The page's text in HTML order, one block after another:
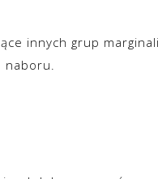
innych grup
naboru.